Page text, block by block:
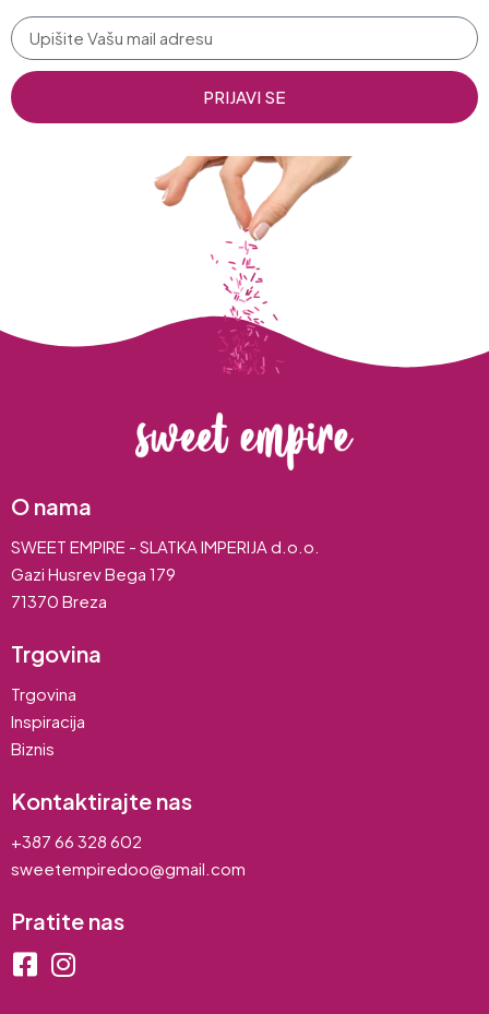
PRIJAVI SE
O nama
SWEET EMPIRE - SLATKA IMPERIJA d.o.o.
Gazi Husrev Bega 179
71370 Breza
Trgovina
Trgovina
Inspiracija
Biznis
Kontaktirajte nas
+387 66 328 602
sweetempiredoo@gmail.com
Pratite nas